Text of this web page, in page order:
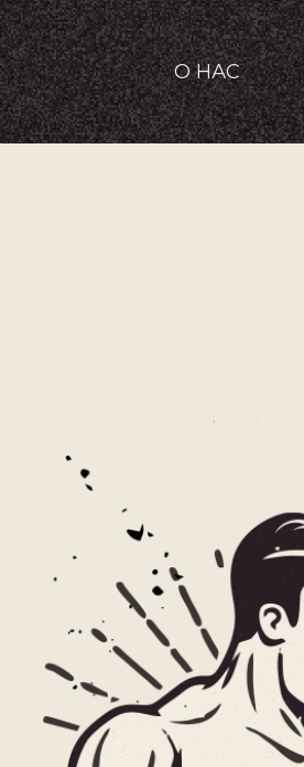
О НАС